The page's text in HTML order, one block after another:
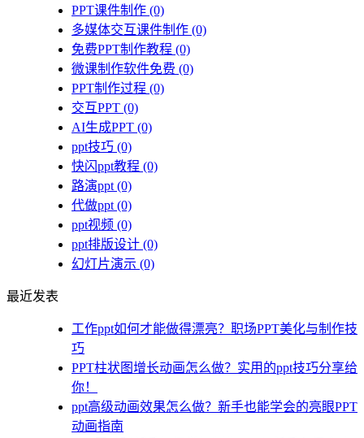
PPT课件制作 (0)
多媒体交互课件制作 (0)
免费PPT制作教程 (0)
微课制作软件免费 (0)
PPT制作过程 (0)
交互PPT (0)
AI生成PPT (0)
ppt技巧 (0)
快闪ppt教程 (0)
路演ppt (0)
代做ppt (0)
ppt视频 (0)
ppt排版设计 (0)
幻灯片演示 (0)
最近发表
工作ppt如何才能做得漂亮？职场PPT美化与制作技
巧
PPT柱状图增长动画怎么做？实用的ppt技巧分享给
你！
ppt高级动画效果怎么做？新手也能学会的亮眼PPT
动画指南